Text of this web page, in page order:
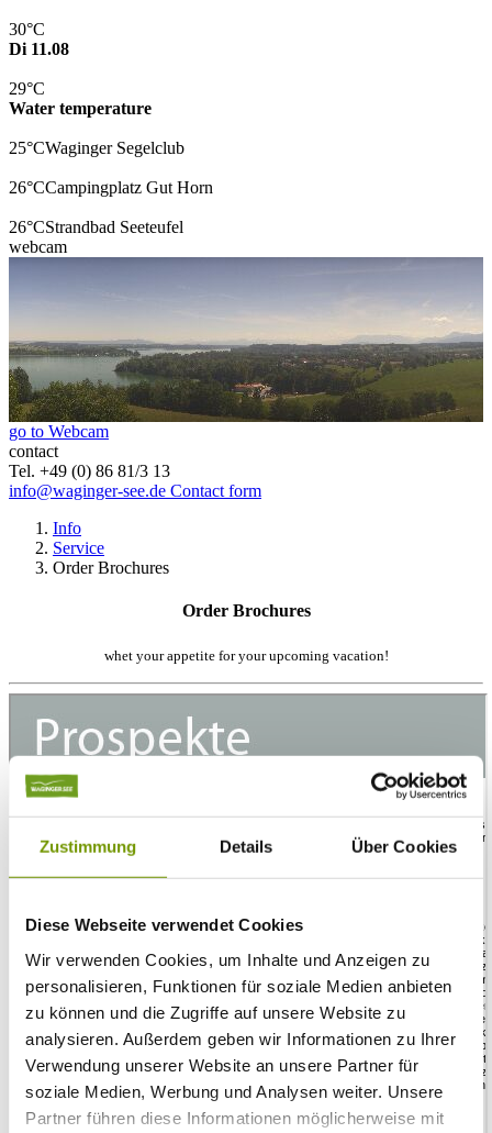
Zustimmung Details Über Cookies
Diese Webseite verwendet Cookies
Wir verwenden Cookies, um Inhalte und Anzeigen zu
personalisieren, Funktionen für soziale Medien anbieten
zu können und die Zugriffe auf unsere Website zu
analysieren. Außerdem geben wir Informationen zu Ihrer
Verwendung unserer Website an unsere Partner für
soziale Medien, Werbung und Analysen weiter. Unsere
Partner führen diese Informationen möglicherweise mit
30°C
Di 11.08
29°C
Water temperature
25°CWaginger Segelclub
26°CCampingplatz Gut Horn
26°CStrandbad Seeteufel
webcam
go to Webcam
contact
Tel. +49 (0) 86 81/3 13
info@waginger-see.de Contact form
Info
Service
Order Brochures
Order Brochures
whet your appetite for your upcoming vacation!